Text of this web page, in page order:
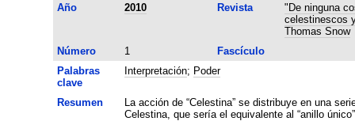
Año 2010 Revista
"De ninguna
celestinescos
Thomas Snow
Número
1
Fascículo
Palabras
clave
Interpretación; Poder
Resumen
La acción de “Celestina” se distribuye en una
Celestina, que sería el equivalente al “anillo